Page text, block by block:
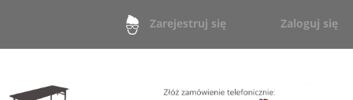
Zarejestruj się Zaloguj się